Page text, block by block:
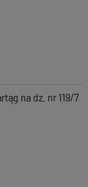
na dz. nr 119/7